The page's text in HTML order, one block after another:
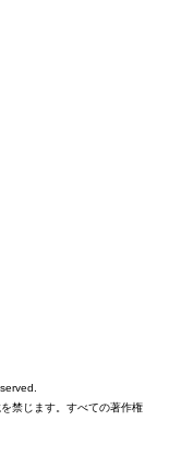
禁じます。すべての著作権